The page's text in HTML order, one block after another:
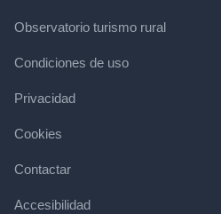
Observatorio turismo rural
Condiciones de uso
Privacidad
Cookies
Contactar
Accesibilidad